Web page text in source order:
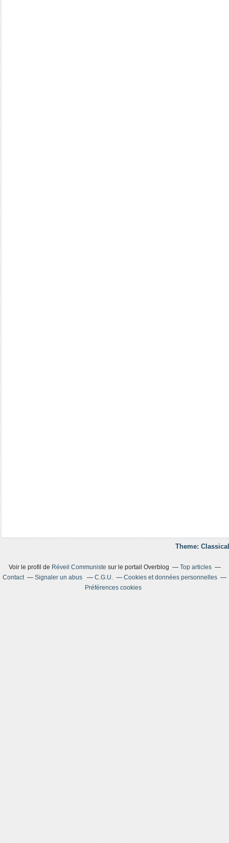
Theme:
Voir le profil de Réveil Communiste sur le portail Overblog
Top articles
Contact
Signaler un abus C.G.U.
Cookies et données personnelles
Préférences cookies